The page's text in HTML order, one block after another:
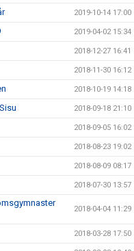
2019-10-14 17:00
2019-04-02 15:34
2018-12-27 16:41
2018-11-30 16:12
2018-10-19 14:18
2018-09-18 21:10
2018-09-05 16:02
2018-08-23 19:02
2018-08-09 08:17
2018-07-30 13:57
2018-04-04 11:29
2018-03-28 17:50